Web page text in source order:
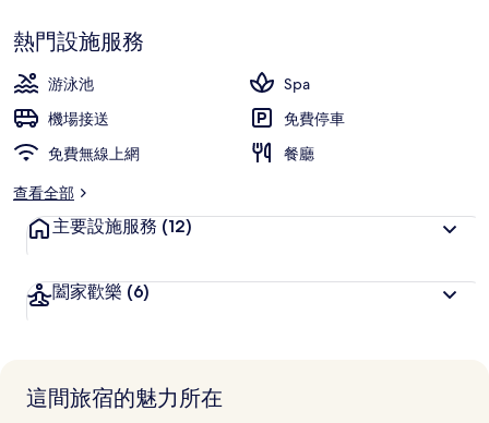
10，
深
受
旅
客
喜
熱門設施服務
游泳池
Spa
機場接送
免費停車
免費無線上網
餐廳
查看全部
主要設施服務 (12)
闔家歡樂 (6)
這間旅宿的魅力所在